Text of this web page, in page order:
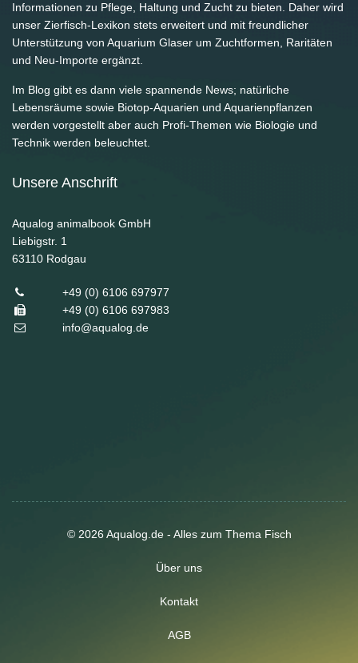
Informationen zu Pflege, Haltung und Zucht zu bieten. Daher wird
unser Zierfisch-Lexikon stets erweitert und mit freundlicher
Unterstützung von Aquarium Glaser um Zuchtformen, Raritäten
und Neu-Importe ergänzt.
Im Blog gibt es dann viele spannende News; natürliche
Lebensräume sowie Biotop-Aquarien und Aquarienpflanzen
werden vorgestellt aber auch Profi-Themen wie Biologie und
Technik werden beleuchtet.
Unsere Anschrift
Aqualog animalbook GmbH
Liebigstr. 1
63110 Rodgau
+49 (0) 6106 697977
+49 (0) 6106 697983
info@aqualog.de
© 2026 Aqualog.de - Alles zum Thema Fisch
Über uns
Kontakt
AGB